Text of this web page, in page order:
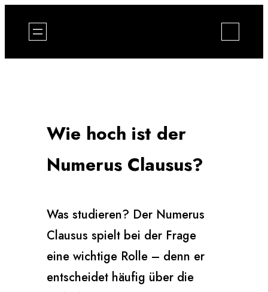
Inhalt
springen
Wie hoch ist der
Numerus Clausus?
Was studieren? Der Numerus
Clausus spielt bei der Frage
eine wichtige Rolle – denn er
entscheidet häufig über die